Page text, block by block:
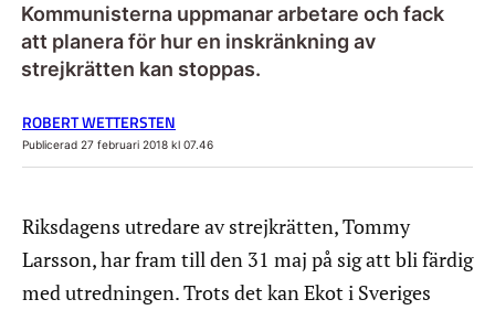
Kommunisterna uppmanar arbetare och fack
att planera för hur en inskränkning av
strejkrätten kan stoppas.
ROBERT WETTERSTEN
Publicerad 27 februari 2018 kl 07.46
Riksdagens utredare av strejkrätten, Tommy
Larsson, har fram till den 31 maj på sig att bli färdig
med utredningen. Trots det kan Ekot i Sveriges